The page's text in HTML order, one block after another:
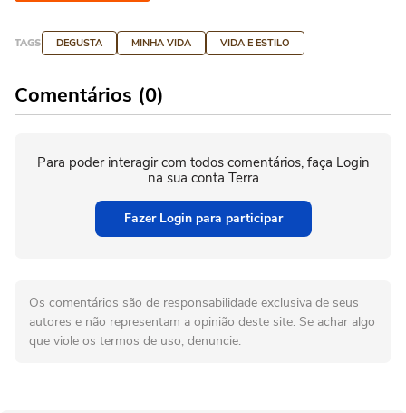
TAGS DEGUSTA MINHA VIDA VIDA E ESTILO
Comentários (0)
Para poder interagir com todos comentários, faça Login
na sua conta Terra
Fazer Login para participar
Os comentários são de responsabilidade exclusiva de seus
autores e não representam a opinião deste site. Se achar algo
que viole os termos de uso, denuncie.